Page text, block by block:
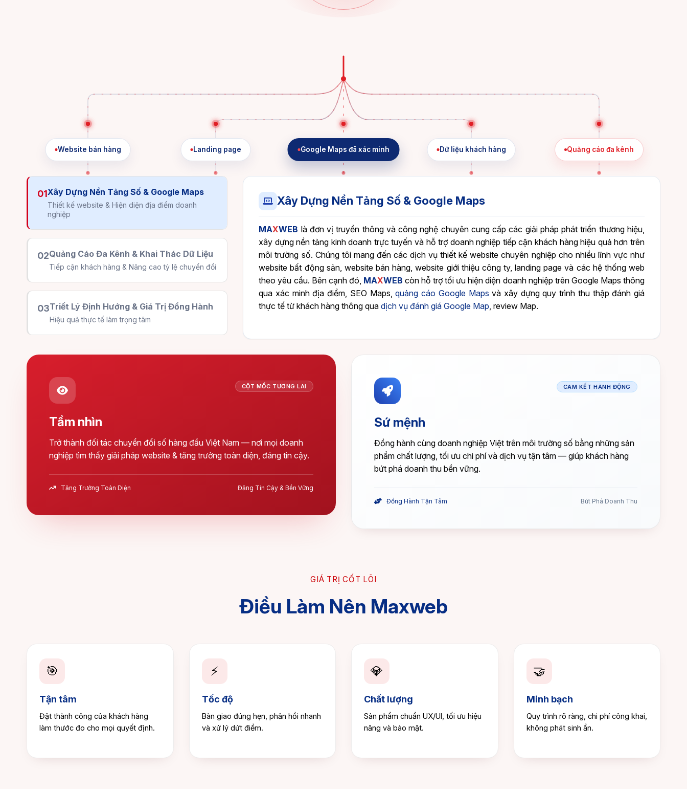
Website bán hàng Landing page Google Maps đã xác minh Dữ liệu khách hàng Quảng cáo đa kênh
01Xây Dựng Nền Tảng Số & Google Maps
Thiết kế website & Hiện diện địa điểm doanh
nghiệp
02Quảng Cáo Đa Kênh & Khai Thác Dữ Liệu
Tiếp cận khách hàng & Nâng cao tỷ lệ chuyển đổi
03Triết Lý Định Hướng & Giá Trị Đồng Hành
Hiệu quả thực tế làm trọng tâm
Xây Dựng Nền Tảng Số & Google Maps
MAXWEB là đơn vị truyền thông và công nghệ chuyên cung cấp các giải pháp phát triển thương hiệu,
xây dựng nền tảng kinh doanh trực tuyến và hỗ trợ doanh nghiệp tiếp cận khách hàng hiệu quả hơn trên
môi trường số. Chúng tôi mang đến các dịch vụ thiết kế website chuyên nghiệp cho nhiều lĩnh vực như
website bất động sản, website bán hàng, website giới thiệu công ty, landing page và các hệ thống web
theo yêu cầu. Bên cạnh đó, MAXWEB còn hỗ trợ tối ưu hiện diện doanh nghiệp trên Google Maps thông
qua xác minh địa điểm, SEO Maps,quảng cáo Google Maps và xây dựng quy trình thu thập đánh giá
thực tế từ khách hàng thông quadịch vụ đánh giá Google Map , review Map.
CỘT MỐC TƯƠNG LAI
Tầm nhìn
Trở thành đối tác chuyển đổi số hàng đầu Việt Nam — nơi mọi doanh
nghiệp tìm thấy giải pháp website & tăng trưởng toàn diện, đáng tin cậy.
Tăng Trưởng Toàn Diện Đăng Tin Cậy & Bền Vững
CAM KẾT HÀNH ĐỘNG
Sứ mệnh
Đồng hành cùng doanh nghiệp Việt trên môi trường số bằng những sản
phẩm chất lượng, tối ưu chi phí và dịch vụ tận tâm — giúp khách hàng
bứt phá doanh thu bền vững.
Đồng Hành Tận Tâm Bứt Phá Doanh Thu
GIÁ TRỊ CỐT LÕI
Điều Làm Nên Maxweb
🎯
Tận tâm
Đặt thành công của khách hàng
làm thước đo cho mọi quyết định.
⚡
Tốc độ
Bàn giao đúng hẹn, phản hồi nhanh
và xử lý dứt điểm.
💎
Chất lượng
Sản phẩm chuẩn UX/UI, tối ưu hiệu
năng và bảo mật.
🤝
Minh bạch
Quy trình rõ ràng, chi phí công khai,
không phát sinh ẩn.